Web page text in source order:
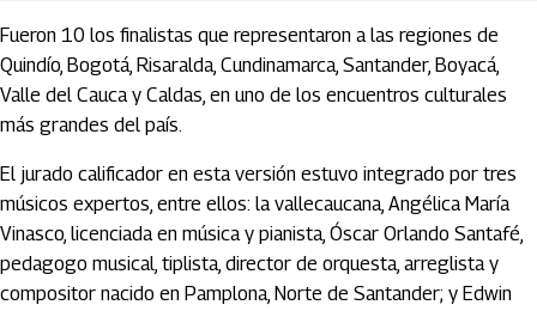
Fueron 10 los finalistas que representaron a las regiones de
Quindío, Bogotá, Risaralda, Cundinamarca, Santander, Boyacá,
Valle del Cauca y Caldas, en uno de los encuentros culturales
más grandes del país.
El jurado calificador en esta versión estuvo integrado por tres
músicos expertos, entre ellos: la vallecaucana, Angélica María
Vinasco, licenciada en música y pianista, Óscar Orlando Santafé,
pedagogo musical, tiplista, director de orquesta, arreglista y
compositor nacido en Pamplona, Norte de Santander; y Edwin